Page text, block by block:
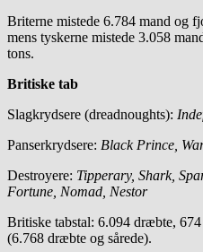
Briterne mistede 6.784 mand og
mens tyskerne mistede 3.058
tons.
Britiske tab
Slagkrydsere (dreadnoughts):
Panserkrydsere: Black Prince,
Destroyere: Tipperary, Shark,
Fortune, Nomad, Nestor
Britiske tabstal: 6.094 dræbte,
(6.768 dræbte og sårede).